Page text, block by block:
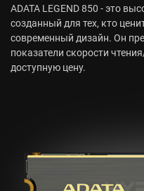
ADATA LEGEND 850 - это
созданный для тех, кто
современный дизайн. Он
показатели скорости
доступную цену.